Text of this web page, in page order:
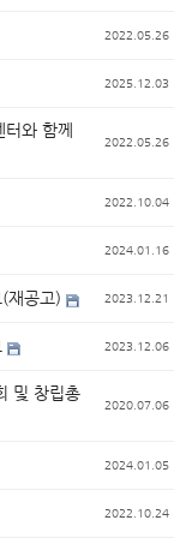
2022.05.26
2025.12.03
와 함께
2022.05.26
2022.10.04
2024.01.16
재공고) 2023.12.21
2023.12.06
및 창립총
2020.07.06
2024.01.05
2022.10.24